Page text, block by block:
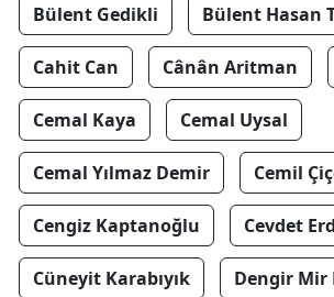
Bülent Gedikli Bülent Hasan
Cahit Can Cânân Aritman
Cemal Kaya Cemal Uysal
Cemal Yılmaz Demir Cemil
Cengiz Kaptanoğlu Cevdet
Cüneyit Karabıyık Dengir Mir